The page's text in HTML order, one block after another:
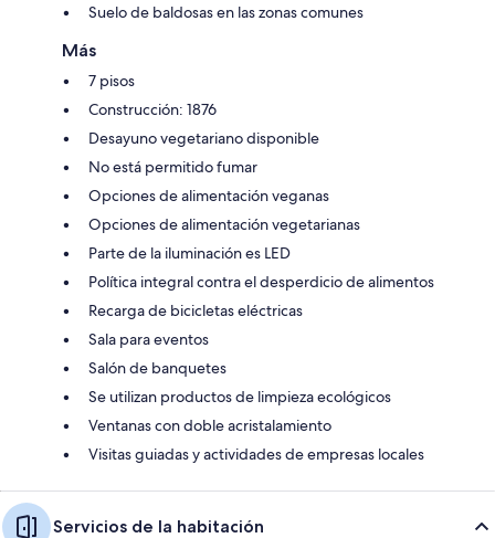
Suelo de baldosas en las zonas comunes
Más
7 pisos
Construcción: 1876
Desayuno vegetariano disponible
No está permitido fumar
Opciones de alimentación veganas
Opciones de alimentación vegetarianas
Parte de la iluminación es LED
Política integral contra el desperdicio de alimentos
Recarga de bicicletas eléctricas
Sala para eventos
Salón de banquetes
Se utilizan productos de limpieza ecológicos
Ventanas con doble acristalamiento
Visitas guiadas y actividades de empresas locales
Servicios de la habitación